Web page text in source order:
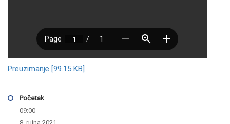
Preuzimanje [99.15 KB]
Početak
09:00